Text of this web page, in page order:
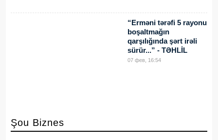
“Erməni tərəfi 5 rayonu
boşaltmağın
qarşılığında şərt irəli
sürür...” - TƏHLİL
07 фев, 16:54
Şou Biznes